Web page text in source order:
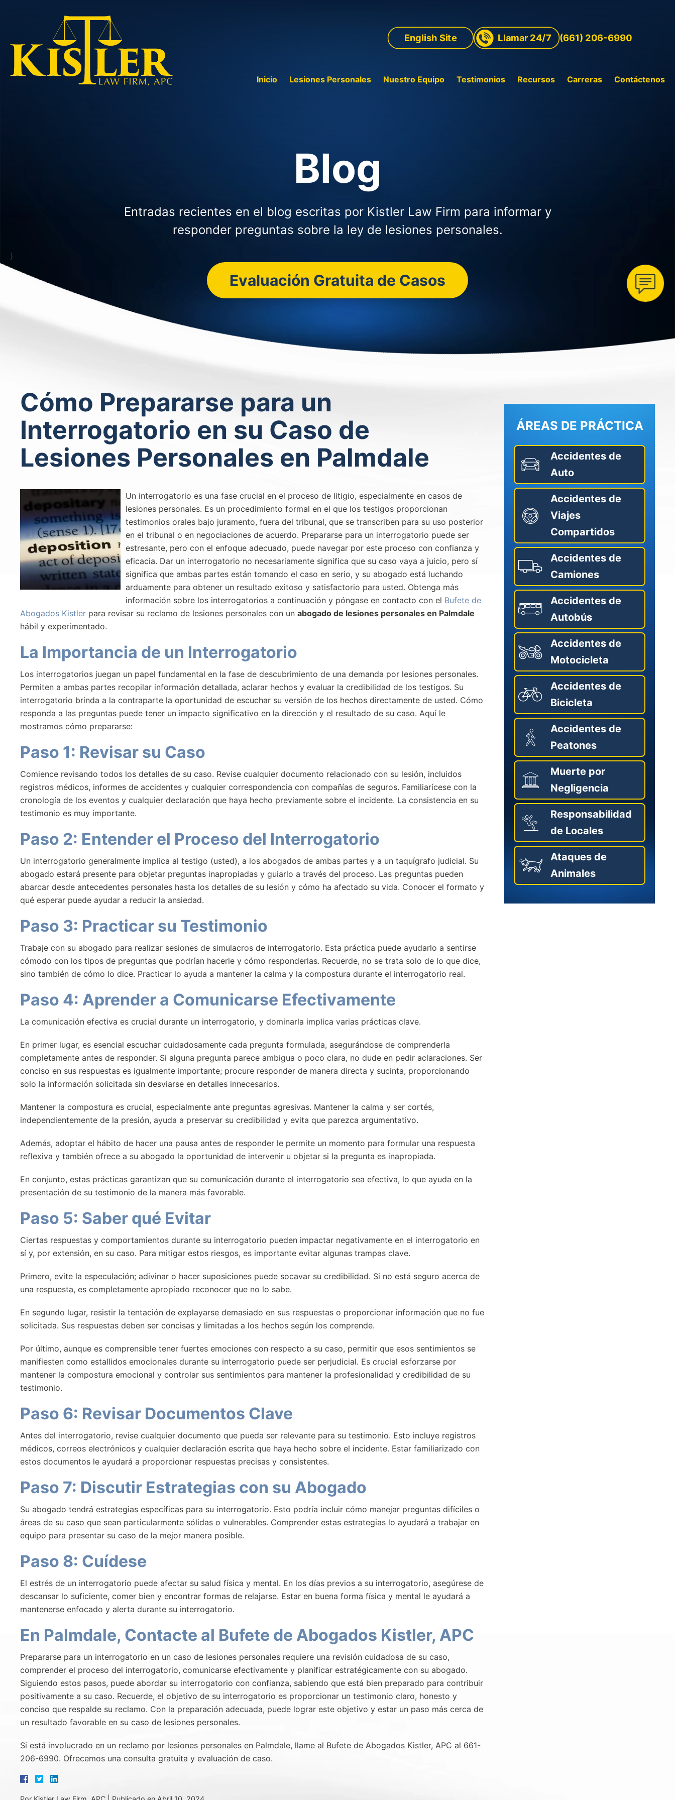
English Site Llamar 24/7 (661) 206-6990
Inicio Lesiones Personales Nuestro Equipo Testimonios Recursos Carreras Contáctenos
Blog
Entradas recientes en el blog escritas por Kistler Law Firm para informar y
responder preguntas sobre la ley de lesiones personales.
}
Evaluación Gratuita de Casos
Cómo Prepararse para un
Interrogatorio en su Caso de
Lesiones Personales en Palmdale
Un interrogatorio es una fase crucial en el proceso de litigio, especialmente en casos de
lesiones personales. Es un procedimiento formal en el que los testigos proporcionan
testimonios orales bajo juramento, fuera del tribunal, que se transcriben para su uso posterior
en el tribunal o en negociaciones de acuerdo. Prepararse para un interrogatorio puede ser
estresante, pero con el enfoque adecuado, puede navegar por este proceso con confianza y
eficacia. Dar un interrogatorio no necesariamente significa que su caso vaya a juicio, pero sí
significa que ambas partes están tomando el caso en serio, y su abogado está luchando
arduamente para obtener un resultado exitoso y satisfactorio para usted. Obtenga más
información sobre los interrogatorios a continuación y póngase en contacto con el Bufete de
Abogados Kistler para revisar su reclamo de lesiones personales con un abogado de lesiones personales en Palmdale
hábil y experimentado.
La Importancia de un Interrogatorio
Los interrogatorios juegan un papel fundamental en la fase de descubrimiento de una demanda por lesiones personales.
Permiten a ambas partes recopilar información detallada, aclarar hechos y evaluar la credibilidad de los testigos. Su
interrogatorio brinda a la contraparte la oportunidad de escuchar su versión de los hechos directamente de usted. Cómo
responda a las preguntas puede tener un impacto significativo en la dirección y el resultado de su caso. Aquí le
mostramos cómo prepararse:
Paso 1: Revisar su Caso
Comience revisando todos los detalles de su caso. Revise cualquier documento relacionado con su lesión, incluidos
registros médicos, informes de accidentes y cualquier correspondencia con compañías de seguros. Familiarícese con la
cronología de los eventos y cualquier declaración que haya hecho previamente sobre el incidente. La consistencia en su
testimonio es muy importante.
Paso 2: Entender el Proceso del Interrogatorio
Un interrogatorio generalmente implica al testigo (usted), a los abogados de ambas partes y a un taquígrafo judicial. Su
abogado estará presente para objetar preguntas inapropiadas y guiarlo a través del proceso. Las preguntas pueden
abarcar desde antecedentes personales hasta los detalles de su lesión y cómo ha afectado su vida. Conocer el formato y
qué esperar puede ayudar a reducir la ansiedad.
Paso 3: Practicar su Testimonio
Trabaje con su abogado para realizar sesiones de simulacros de interrogatorio. Esta práctica puede ayudarlo a sentirse
cómodo con los tipos de preguntas que podrían hacerle y cómo responderlas. Recuerde, no se trata solo de lo que dice,
sino también de cómo lo dice. Practicar lo ayuda a mantener la calma y la compostura durante el interrogatorio real.
Paso 4: Aprender a Comunicarse Efectivamente
La comunicación efectiva es crucial durante un interrogatorio, y dominarla implica varias prácticas clave.
En primer lugar, es esencial escuchar cuidadosamente cada pregunta formulada, asegurándose de comprenderla
completamente antes de responder. Si alguna pregunta parece ambigua o poco clara, no dude en pedir aclaraciones. Ser
conciso en sus respuestas es igualmente importante; procure responder de manera directa y sucinta, proporcionando
solo la información solicitada sin desviarse en detalles innecesarios.
Mantener la compostura es crucial, especialmente ante preguntas agresivas. Mantener la calma y ser cortés,
independientemente de la presión, ayuda a preservar su credibilidad y evita que parezca argumentativo.
Además, adoptar el hábito de hacer una pausa antes de responder le permite un momento para formular una respuesta
reflexiva y también ofrece a su abogado la oportunidad de intervenir u objetar si la pregunta es inapropiada.
En conjunto, estas prácticas garantizan que su comunicación durante el interrogatorio sea efectiva, lo que ayuda en la
presentación de su testimonio de la manera más favorable.
Paso 5: Saber qué Evitar
Ciertas respuestas y comportamientos durante su interrogatorio pueden impactar negativamente en el interrogatorio en
sí y, por extensión, en su caso. Para mitigar estos riesgos, es importante evitar algunas trampas clave.
Primero, evite la especulación; adivinar o hacer suposiciones puede socavar su credibilidad. Si no está seguro acerca de
una respuesta, es completamente apropiado reconocer que no lo sabe.
En segundo lugar, resistir la tentación de explayarse demasiado en sus respuestas o proporcionar información que no fue
solicitada. Sus respuestas deben ser concisas y limitadas a los hechos según los comprende.
Por último, aunque es comprensible tener fuertes emociones con respecto a su caso, permitir que esos sentimientos se
manifiesten como estallidos emocionales durante su interrogatorio puede ser perjudicial. Es crucial esforzarse por
mantener la compostura emocional y controlar sus sentimientos para mantener la profesionalidad y credibilidad de su
testimonio.
Paso 6: Revisar Documentos Clave
Antes del interrogatorio, revise cualquier documento que pueda ser relevante para su testimonio. Esto incluye registros
médicos, correos electrónicos y cualquier declaración escrita que haya hecho sobre el incidente. Estar familiarizado con
estos documentos le ayudará a proporcionar respuestas precisas y consistentes.
Paso 7: Discutir Estrategias con su Abogado
Su abogado tendrá estrategias específicas para su interrogatorio. Esto podría incluir cómo manejar preguntas difíciles o
áreas de su caso que sean particularmente sólidas o vulnerables. Comprender estas estrategias lo ayudará a trabajar en
equipo para presentar su caso de la mejor manera posible.
Paso 8: Cuídese
El estrés de un interrogatorio puede afectar su salud física y mental. En los días previos a su interrogatorio, asegúrese de
descansar lo suficiente, comer bien y encontrar formas de relajarse. Estar en buena forma física y mental le ayudará a
mantenerse enfocado y alerta durante su interrogatorio.
En Palmdale, Contacte al Bufete de Abogados Kistler, APC
Prepararse para un interrogatorio en un caso de lesiones personales requiere una revisión cuidadosa de su caso,
comprender el proceso del interrogatorio, comunicarse efectivamente y planificar estratégicamente con su abogado.
Siguiendo estos pasos, puede abordar su interrogatorio con confianza, sabiendo que está bien preparado para contribuir
positivamente a su caso. Recuerde, el objetivo de su interrogatorio es proporcionar un testimonio claro, honesto y
conciso que respalde su reclamo. Con la preparación adecuada, puede lograr este objetivo y estar un paso más cerca de
un resultado favorable en su caso de lesiones personales.
Si está involucrado en un reclamo por lesiones personales en Palmdale, llame al Bufete de Abogados Kistler, APC al 661-
206-6990. Ofrecemos una consulta gratuita y evaluación de caso.
ÁREAS DE PRÁCTICA
Accidentes de
Auto
Accidentes de
Viajes
Compartidos
Accidentes de
Camiones
Accidentes de
Autobús
Accidentes de
Motocicleta
Accidentes de
Bicicleta
Accidentes de
Peatones
Muerte por
Negligencia
Responsabilidad
de Locales
Ataques de
Animales